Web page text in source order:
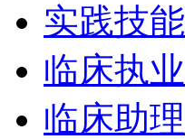
实践技能
临床执业
临床助理